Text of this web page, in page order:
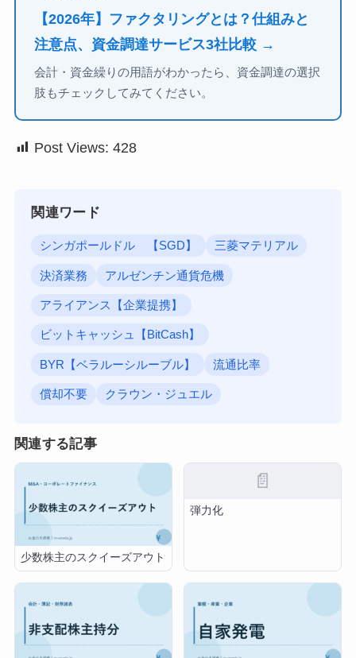
【2026年】ファクタリングとは？仕組みと
注意点、資金調達サービス3社比較 →
会計・資金繰りの用語がわかったら、資金調達の選択
肢もチェックしてみてください。
Post Views: 428
関連ワード
シンガポールドル 【SGD】 三菱マテリアル
決済業務 アルゼンチン通貨危機
アライアンス【企業提携】
ビットキャッシュ【BitCash】
BYR【ベラルーシルーブル】 流通比率
償却不要 クラウン・ジュエル
関連する記事
少数株主のスクイーズアウト
📄
弾力化